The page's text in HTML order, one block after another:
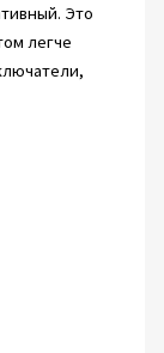
Это
легче